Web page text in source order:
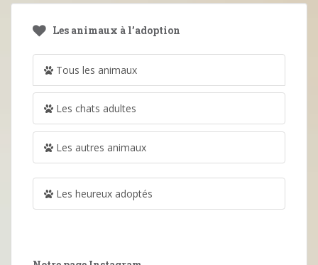
Les animaux à l’adoption
Tous les animaux
Les chats adultes
Les autres animaux
Les heureux adoptés